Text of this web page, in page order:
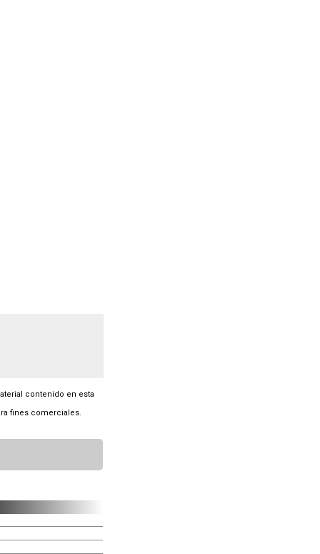
contenido en esta
fines comerciales.